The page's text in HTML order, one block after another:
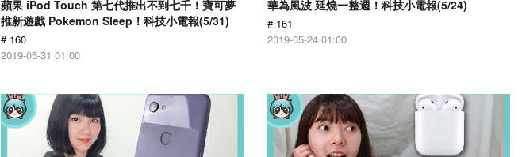
蘋果 iPod Touch 第七代推出不到七千！寶可夢
推新遊戲 Pokemon Sleep！科技小電報(5/31)
# 160
2019-05-31 01:00
華為風波 延燒一整週！科技小電報(5/24)
# 161
2019-05-24 01:00